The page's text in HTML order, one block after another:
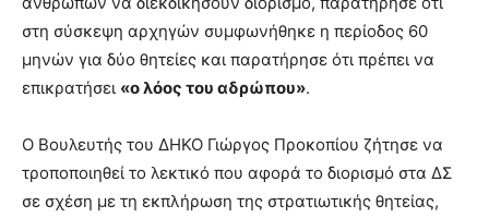
στη σύσκεψη αρχηγών συμφωνήθηκε η περίοδος 60
μηνών για δύο θητείες και παρατήρησε ότι πρέπει να
επικρατήσει «ο λόος του αδρώπου».
Ο Βουλευτής του ΔΗΚΟ Γιώργος Προκοπίου ζήτησε να
τροποποιηθεί το λεκτικό που αφορά το διορισμό στα ΔΣ
σε σχέση με τη εκπλήρωση της στρατιωτικής θητείας,